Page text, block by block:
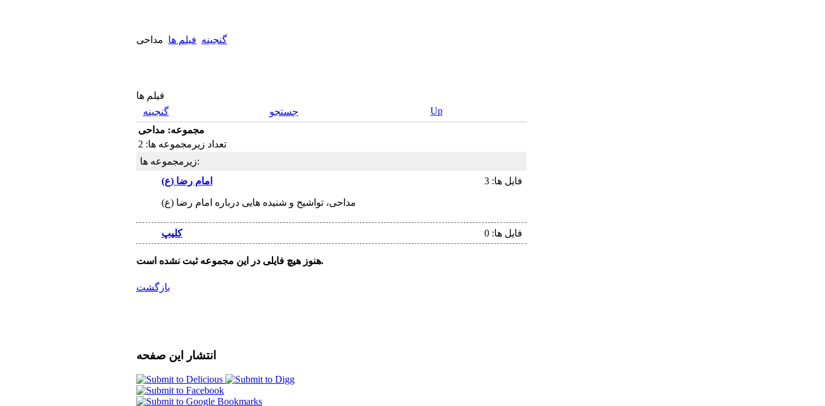
گنجینه فیلم ها مداحی
فیلم ها
گنجینه
جستجو
Up
مجموعه: مداحی
تعداد زیرمجموعه ها: 2
زیرمجموعه ها:
امام رضا (ع)
مداحی، تواشیح و شنیده هایی درباره امام رضا (ع)
فایل ها: 3
کلیپ فایل ها: 0
هنوز هیچ فایلی در این مجموعه ثبت نشده است.
بازگشت
انتشار این صفحه